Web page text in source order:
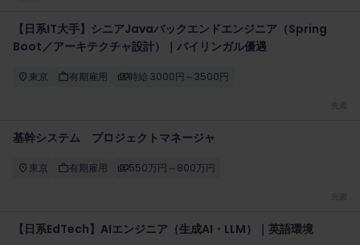
【日系IT大手】シニアJavaバックエンドエンジニア（Spring
Boot／アーキテクチャ設計）｜バイリンガル優遇
東京 有期雇用 時給 3000円～3500円
基幹システム プロジェクトマネージャ
東京 有期雇用 550万円～800万円
【日系EdTech】AIエンジニア（生成AI・LLM）｜英語環境